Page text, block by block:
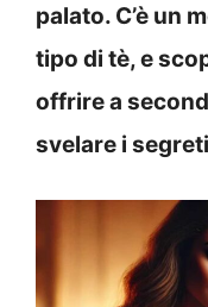
palato. C’è un
tipo di tè, e
offrire a
svelare i